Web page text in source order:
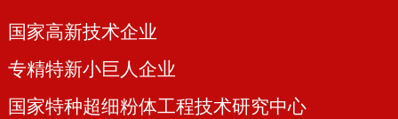
国家高新技术企业
专精特新小巨人企业
国家特种超细粉体工程技术研究中心